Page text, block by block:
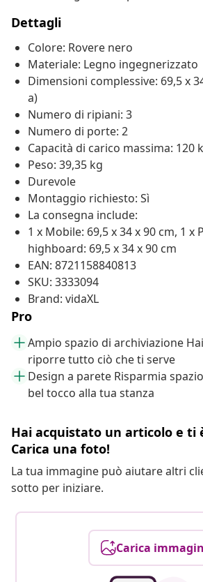
Dettagli
Colore: Rovere nero
Materiale: Legno ingegnerizzato
Dimensioni complessive: 69,5 x
a)
Numero di ripiani: 3
Numero di porte: 2
Capacità di carico massima: 120
Peso: 39,35 kg
Durevole
Montaggio richiesto: Sì
La consegna include:
1 x Mobile: 69,5 x 34 x 90 cm, 1 x
highboard: 69,5 x 34 x 90 cm
EAN: 8721158840813
SKU: 3333094
Brand: vidaXL
Pro
Ampio spazio di archiviazione
riporre tutto ciò che ti serve
Design a parete Risparmia
bel tocco alla tua stanza
Hai acquistato un articolo e ti
Carica una foto!
La tua immagine può aiutare altri
sotto per iniziare.
Carica